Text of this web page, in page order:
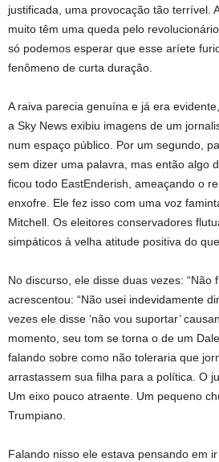
justificada, uma provocação tão terrível.
muito têm uma queda pelo
só podemos esperar que esse aríete
fenômeno de curta duração.
A raiva parecia genuína e já era
a Sky News exibiu imagens de um
num espaço público. Por um segundo,
sem dizer uma palavra, mas então algo
ficou todo EastEnderish, ameaçando o
enxofre. Ele fez isso com uma voz
Mitchell. Os eleitores conservadores
simpáticos à velha atitude positiva do
No discurso, ele disse duas vezes: “Não
acrescentou: “Não usei indevidamente
vezes ele disse ‘não vou suportar’
momento, seu tom se torna o de um
falando sobre como não toleraria que
arrastassem sua filha para a política. O
Um eixo pouco atraente. Um pequeno
Trumpiano.
Falando nisso ele estava pensando em